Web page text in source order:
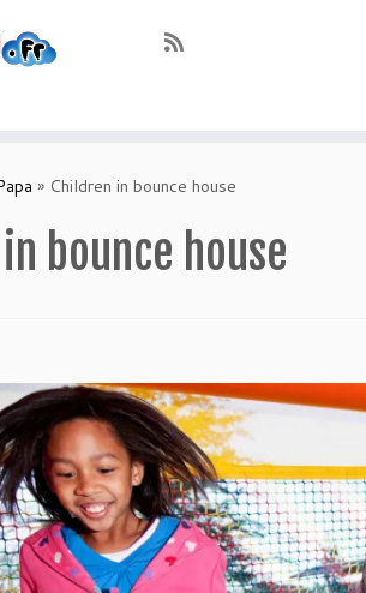
» Children in bounce house
bounce house